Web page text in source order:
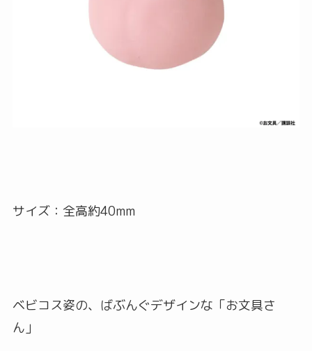
サイズ：全高約40mm
ベビコス姿の、ばぶんぐデザインな「お文具さ
ん」